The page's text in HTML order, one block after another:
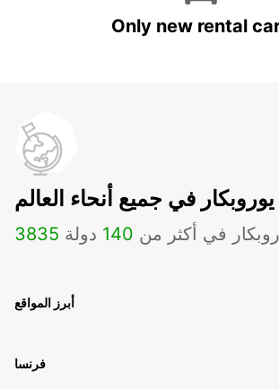
Only new rental
في جميع أنحاء العالم
3835 في أكثر من 140 دولة
أبرز المواقع
فرنسا